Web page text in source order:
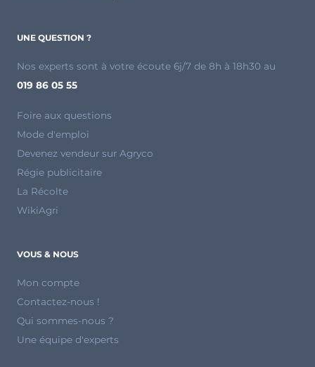
UNE QUESTION ?
Nos experts sont à votre écoute 6j/7 de 8h à 18h30 au
019 86 05 55
Foire aux questions
Mode d'emploi
Devenez vendeur sur Agryco
Régie publicitaire
La Récolte
WikiAgri
VOUS & NOUS
Mon compte
Contactez-nous !
Qui sommes-nous ?
Une équipe d'experts